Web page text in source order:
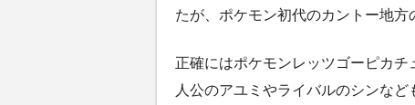
たが、ポケモン初代のカントー地方
正確にはポケモンレッツゴーピカ
人公のアユミやライバルのシンなど